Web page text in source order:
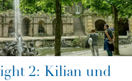
2: Kilian und